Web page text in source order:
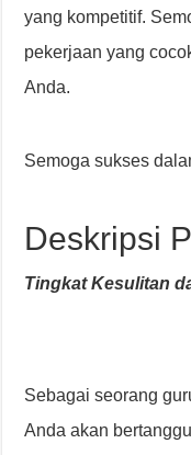
yang kompetitif.
pekerjaan yang
Anda.
Semoga sukses
Deskripsi
Tingkat Kesulitan
Sebagai seorang
Anda akan